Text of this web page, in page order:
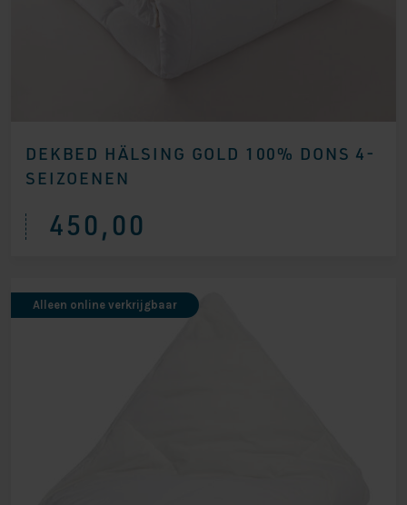
DEKBED HÄLSING GOLD 100% DONS 4-
SEIZOENEN
450,00
Alleen online verkrijgbaar